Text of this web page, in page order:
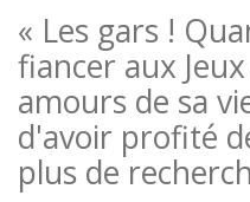
« Les gars !
fiancer aux
amours de sa
d'avoir profité
plus de